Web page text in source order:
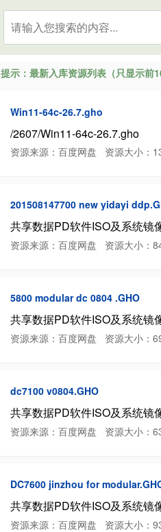
提示：最新入库资源列表（只显示前
Win11-64c-26.7.gho
/2607/Win11-64c-26.7.gho
资源来源：百度网盘 资源大小：
201508147700 new yidayi
共享数据PD软件ISO及系统镜
资源来源：百度网盘 资源大小：
5800 modular dc 0804 .GHO
共享数据PD软件ISO及系统镜
资源来源：百度网盘 资源大小：
dc7100 v0804.GHO
共享数据PD软件ISO及系统镜
资源来源：百度网盘 资源大小：
DC7600 jinzhou for
共享数据PD软件ISO及系统镜
资源来源：百度网盘 资源大小：